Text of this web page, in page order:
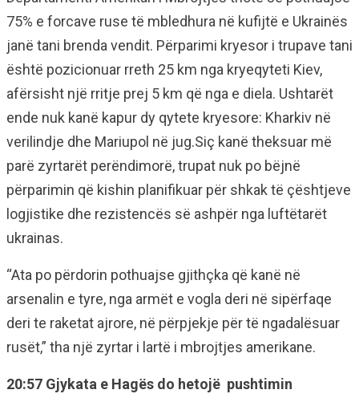
75% e forcave ruse të mbledhura në kufijtë e Ukrainës
janë tani brenda vendit. Përparimi kryesor i trupave tani
është pozicionuar rreth 25 km nga kryeqyteti Kiev,
afërsisht një rritje prej 5 km që nga e diela. Ushtarët
ende nuk kanë kapur dy qytete kryesore: Kharkiv në
verilindje dhe Mariupol në jug.Siç kanë theksuar më
parë zyrtarët perëndimorë, trupat nuk po bëjnë
përparimin që kishin planifikuar për shkak të çështjeve
logjistike dhe rezistencës së ashpër nga luftëtarët
ukrainas.
“Ata po përdorin pothuajse gjithçka që kanë në
arsenalin e tyre, nga armët e vogla deri në sipërfaqe
deri te raketat ajrore, në përpjekje për të ngadalësuar
rusët,” tha një zyrtar i lartë i mbrojtjes amerikane.
20:57 Gjykata e Hagës do hetojë pushtimin